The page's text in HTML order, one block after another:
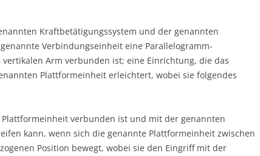
Kraftbetätigungssystem und der genannten
Verbindungseinheit eine Parallelogramm-
Arm verbunden ist; eine Einrichtung, die das
Plattformeinheit erleichtert, wobei sie folgendes
verbunden ist und mit der genannten
kann, wenn sich die genannte Plattformeinheit zwischen
Position bewegt, wobei sie den Eingriff mit der